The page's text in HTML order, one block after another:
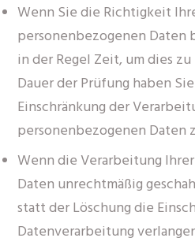
Wenn Sie die Richtigkeit
personenbezogenen
in der Regel Zeit, um dies
Dauer der Prüfung haben
Einschränkung der
personenbezogenen Daten
Wenn die Verarbeitung
Daten unrechtmäßig
statt der Löschung die
Datenverarbeitung